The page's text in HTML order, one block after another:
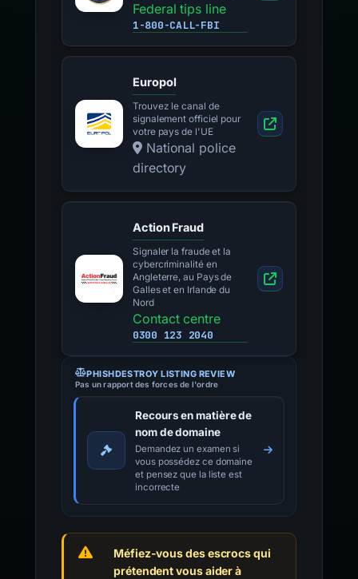
Federal tips line
1-800-CALL-FBI
Europol
Trouvez le canal de
signalement officiel pour
votre pays de l'UE
National police
directory
Action Fraud
Signaler la fraude et la
cybercriminalité en
Angleterre, au Pays de
Galles et en Irlande du
Nord
Contact centre
0300 123 2040
PHISHDESTROY LISTING REVIEW
Pas un rapport des forces de l'ordre
Recours en matière de
nom de domaine
Demandez un examen si
vous possédez ce domaine
et pensez que la liste est
incorrecte
Méfiez-vous des escrocs qui
prétendent vous aider à